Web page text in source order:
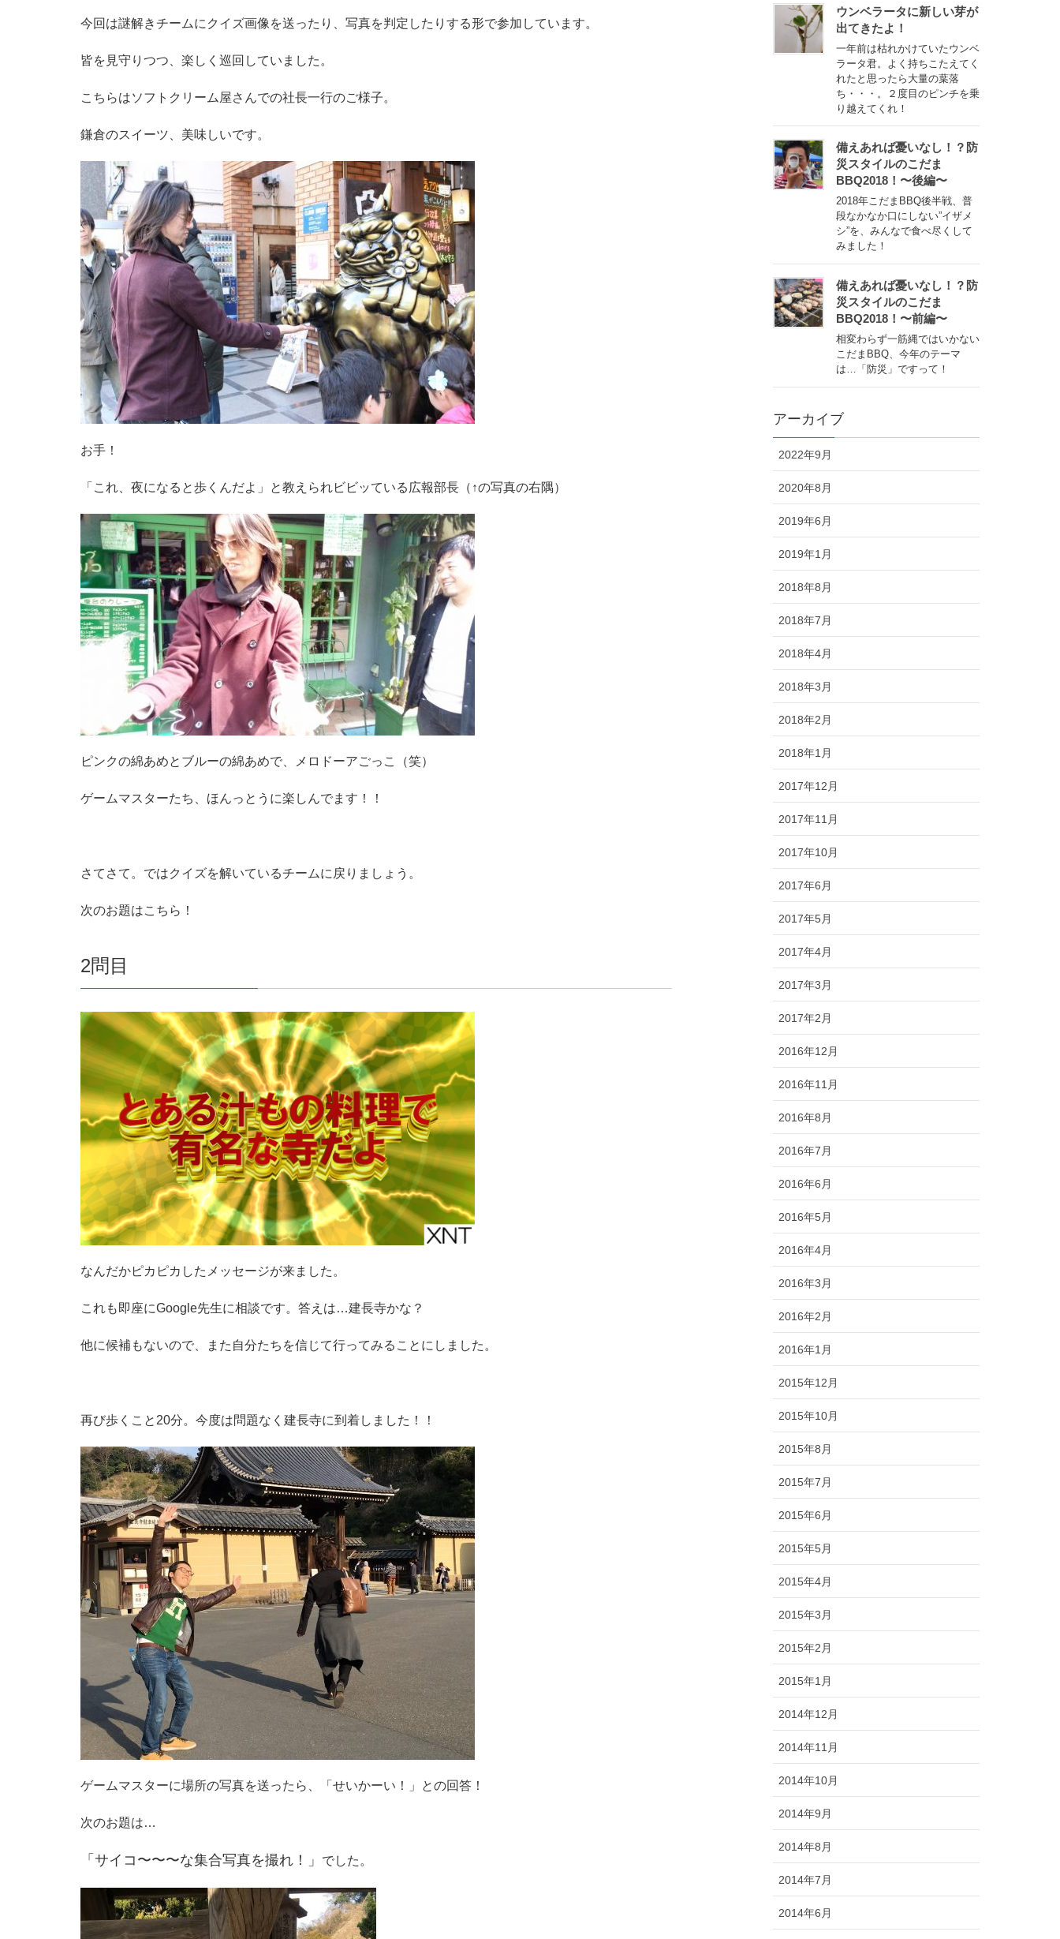
今回は謎解きチームにクイズ画像を送ったり、写真を判定したりする形で参加しています。
皆を見守りつつ、楽しく巡回していました。
こちらはソフトクリーム屋さんでの社長一行のご様子。
鎌倉のスイーツ、美味しいです。
お手！
「これ、夜になると歩くんだよ」と教えられビビッている広報部長（↑の写真の右隅）
ピンクの綿あめとブルーの綿あめで、メロドーアごっこ（笑）
ゲームマスターたち、ほんっとうに楽しんでます！！
さてさて。ではクイズを解いているチームに戻りましょう。
次のお題はこちら！
2問目
なんだかピカピカしたメッセージが来ました。
これも即座にGoogle先生に相談です。答えは…建長寺かな？
他に候補もないので、また自分たちを信じて行ってみることにしました。
再び歩くこと20分。今度は問題なく建長寺に到着しました！！
ゲームマスターに場所の写真を送ったら、「せいかーい！」との回答！
次のお題は…
「サイコ〜〜〜な集合写真を撮れ！」 でした。
ウンベラータに新しい芽が
出てきたよ！
一年前は枯れかけていたウンベ
ラータ君。よく持ちこたえてく
れたと思ったら大量の葉落
ち・・・。２度目のピンチを乗
り越えてくれ！
備えあれば憂いなし！？防
災スタイルのこだま
BBQ2018！〜後編〜
2018年こだまBBQ後半戦、普
段なかなか口にしない”イザメ
シ”を、みんなで食べ尽くして
みました！
備えあれば憂いなし！？防
災スタイルのこだま
BBQ2018！〜前編〜
相変わらず一筋縄ではいかない
こだまBBQ、今年のテーマ
は…「防災」ですって！
アーカイブ
2022年9月
2020年8月
2019年6月
2019年1月
2018年8月
2018年7月
2018年4月
2018年3月
2018年2月
2018年1月
2017年12月
2017年11月
2017年10月
2017年6月
2017年5月
2017年4月
2017年3月
2017年2月
2016年12月
2016年11月
2016年8月
2016年7月
2016年6月
2016年5月
2016年4月
2016年3月
2016年2月
2016年1月
2015年12月
2015年10月
2015年8月
2015年7月
2015年6月
2015年5月
2015年4月
2015年3月
2015年2月
2015年1月
2014年12月
2014年11月
2014年10月
2014年9月
2014年8月
2014年7月
2014年6月